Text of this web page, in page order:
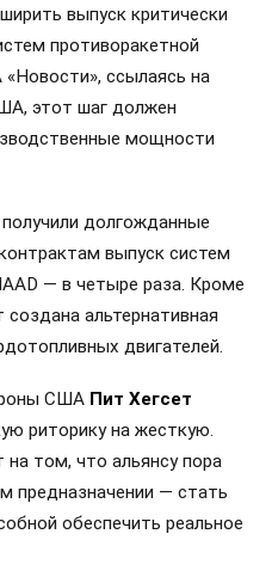
выпуск критически
противоракетной
ссылаясь на
этот шаг должен
мощности
долгожданные
выпуск систем
— в четыре раза. Кроме
альтернативная
двигателей.
США Пит Хегсет
риторику на жесткую.
на том, что альянсу пора
предназначении — стать
обеспечить реальное